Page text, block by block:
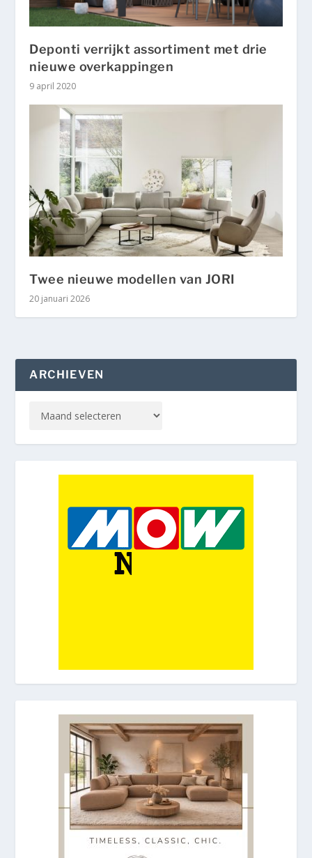
Deponti verrijkt assortiment met drie
nieuwe overkappingen
9 april 2020
Twee nieuwe modellen van JORI
20 januari 2026
ARCHIEVEN